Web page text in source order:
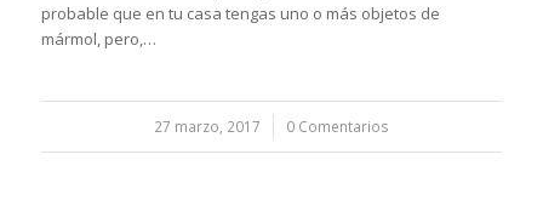
probable que en tu casa tengas uno o más objetos de
mármol, pero,…
27 marzo, 2017
/ 0 Comentarios